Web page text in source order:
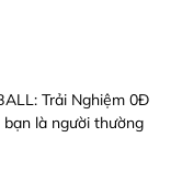
Trải Nghiệm 0Đ
bạn là người thường